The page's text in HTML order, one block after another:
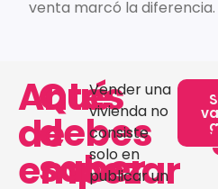
venta marcó la diferencia.
Antes
de
empezar
Qué
debes
saber
Vender una
vivienda no
consiste
solo en
publicar un